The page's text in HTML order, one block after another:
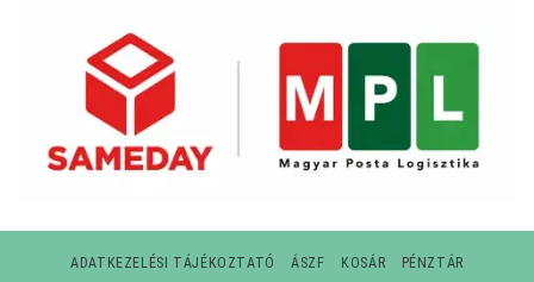
ADATKEZELÉSI TÁJÉKOZTATÓ ÁSZF KOSÁR PÉNZTÁR